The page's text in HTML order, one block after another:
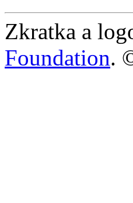
Zkratka a
Foundation.